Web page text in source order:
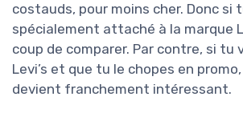
costauds, pour moins cher. Donc si
spécialement attaché à la marque
coup de comparer. Par contre, si tu
Levi’s et que tu le chopes en
devient franchement intéressant.